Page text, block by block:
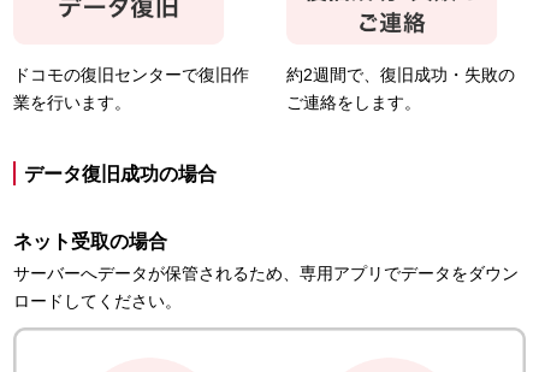
ドコモの復旧センターで復旧作
業を行います。
約2週間で、復旧成功・失敗の
ご連絡をします。
データ復旧成功の場合
ネット受取の場合
サーバーへデータが保管されるため、専用アプリでデータをダウン
ロードしてください。